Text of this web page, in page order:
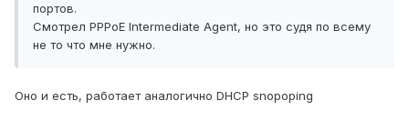
портов.
Смотрел PPPoE Intermediate Agent, но это судя по всему
не то что мне нужно.
Оно и есть, работает аналогично DHCP snopoping